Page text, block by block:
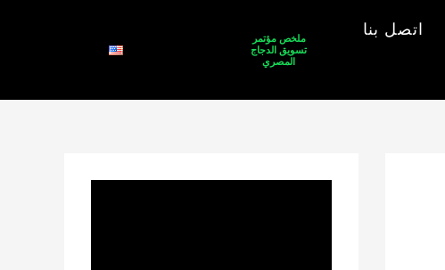
اتصل بنا
ملخص مؤتمر
تسويق الدجاج
المصري